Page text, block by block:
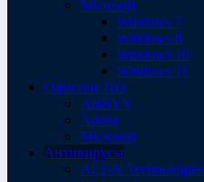
Microsoft
Windows 7
Windows 8
Windows 10
Windows 11
Офисное ПО
ABBYY
Adobe
Microsoft
Антивирусы
ALT-N Technologies